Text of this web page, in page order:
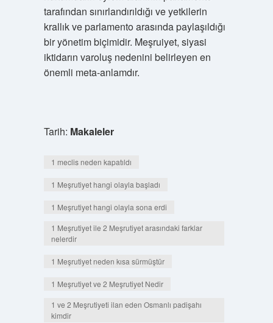
tarafından sınırlandırıldığı ve yetkilerin
krallık ve parlamento arasında paylaşıldığı
bir yönetim biçimidir. Meşruiyet, siyasi
iktidarın varoluş nedenini belirleyen en
önemli meta-anlamdır.
Tarih: Makaleler
1 meclis neden kapatıldı
1 Meşrutiyet hangi olayla başladı
1 Meşrutiyet hangi olayla sona erdi
1 Meşrutiyet ile 2 Meşrutiyet arasındaki farklar
nelerdir
1 Meşrutiyet neden kısa sürmüştür
1 Meşrutiyet ve 2 Meşrutiyet Nedir
1 ve 2 Meşrutiyeti ilan eden Osmanlı padişahı
kimdir